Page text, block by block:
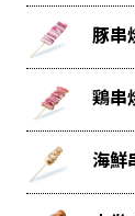
豚串
鶏串
海鮮